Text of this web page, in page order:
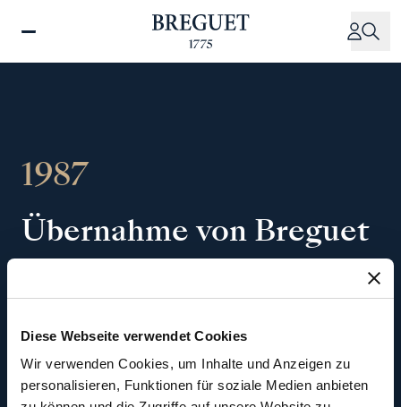
Diese Webseite verwendet Cookies
Wir verwenden Cookies, um Inhalte und Anzeigen zu
personalisieren, Funktionen für soziale Medien anbieten
zum
1987
ÜbernahmevonBreguet
DieinBahrainansässigeFinanzgesellschaft
Investcorperwarbdas Uhrenhaus.Umdie
Produktionsanlagenauszubauen,erwarbsie